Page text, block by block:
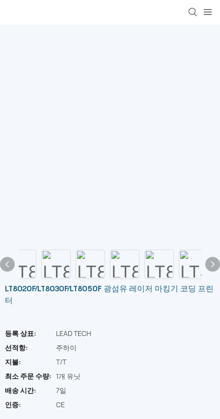
LT8020F/LT8030F/LT8050F 광섬유 레이저 마킹기 코딩 프린
터
등록 상표:
LEAD TECH
선적항:
주하이
지불:
T/T
최소 주문 수량: 1개 유닛
배송 시간:
7일
인증:
CE